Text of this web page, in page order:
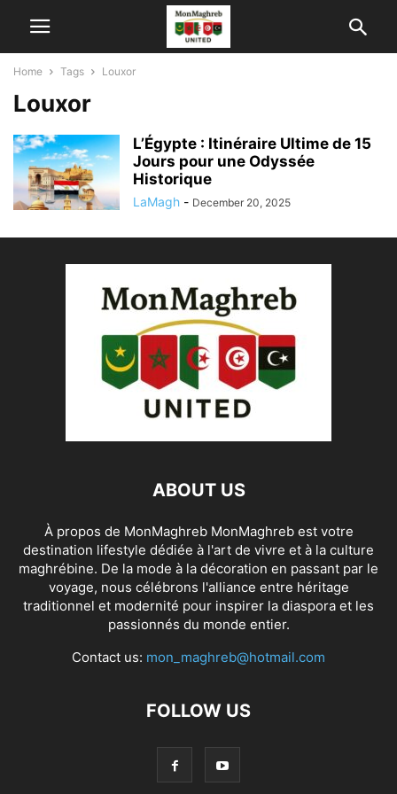
Home Tags Louxor
Louxor
L’Égypte : Itinéraire Ultime de 15
Jours pour une Odyssée
Historique
LaMagh - December 20, 2025
ABOUT US
À propos de MonMaghreb MonMaghreb est votre
destination lifestyle dédiée à l'art de vivre et à la culture
maghrébine. De la mode à la décoration en passant par le
voyage, nous célébrons l'alliance entre héritage
traditionnel et modernité pour inspirer la diaspora et les
passionnés du monde entier.
Contact us: mon_maghreb@hotmail.com
FOLLOW US